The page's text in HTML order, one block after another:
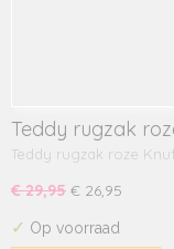
Teddy rugzak
Teddy rugzak roze
€ 29,95 € 26,95
✓ Op voorraad